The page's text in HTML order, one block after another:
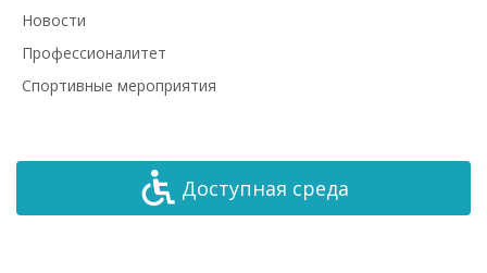
Новости
Профессионалитет
Спортивные мероприятия
Доступная среда